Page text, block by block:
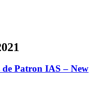
de Patron IAS – New